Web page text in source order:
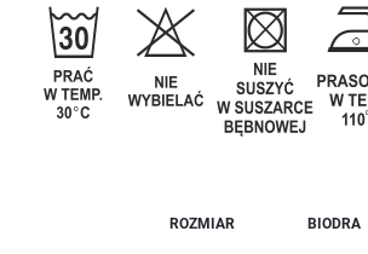
ROZMIAR BIODRA